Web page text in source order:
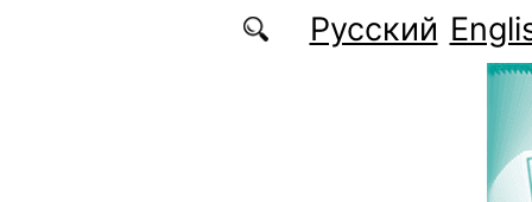
Перейти к основному содержаниюРусский